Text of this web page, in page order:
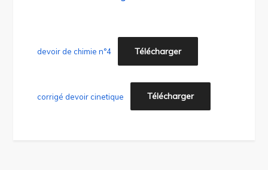
devoir de chimie n°4 Télécharger
corrigé devoir cinetique Télécharger